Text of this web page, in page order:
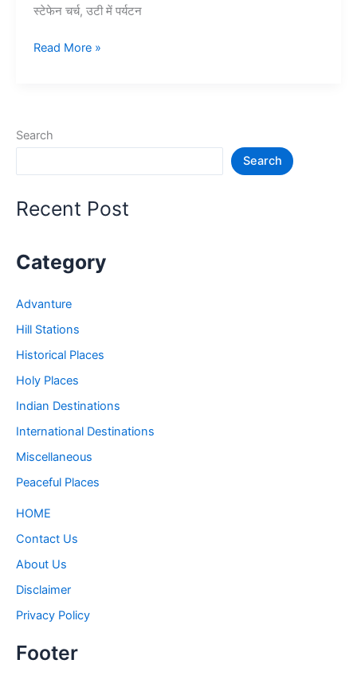
स्टेफेन चर्च, उटी में पर्यटन
10+
जगह
Places
Read More »
Search
Search
Recent Post
Category
Advanture
Hill Stations
Historical Places
Holy Places
Indian Destinations
International Destinations
Miscellaneous
Peaceful Places
HOME
Contact Us
About Us
Disclaimer
Privacy Policy
Footer